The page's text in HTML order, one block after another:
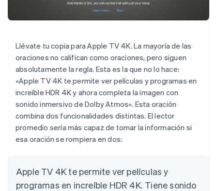
Llévate tu copia para Apple TV 4K. La mayoría de las
oraciones no califican como oraciones, pero siguen
absolutamente la regla. Esta es la que no lo hace:
«Apple TV 4K te permite ver películas y programas en
increíble HDR 4K y ahora completa la imagen con
sonido inmersivo de Dolby Atmos». Esta oración
combina dos funcionalidades distintas. El lector
promedio sería más capaz de tomar la información si
esa oración se rompiera en dos:
Apple TV 4K te permite ver películas y
programas en increíble HDR 4K. Tiene sonido